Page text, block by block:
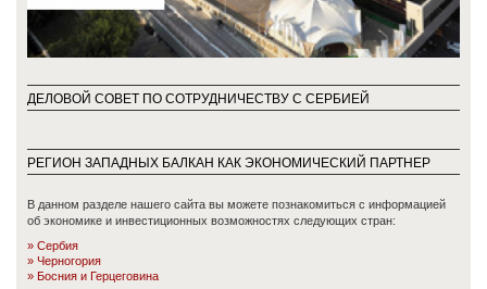
ДЕЛОВОЙ СОВЕТ ПО СОТРУДНИЧЕСТВУ С СЕРБИЕЙ
РЕГИОН ЗАПАДНЫХ БАЛКАН КАК ЭКОНОМИЧЕСКИЙ ПАРТНЕР
В данном разделе нашего сайта вы можете познакомиться с информацией
об экономике и инвестиционных возможностях следующих стран:
Сербия
Черногория
Босния и Герцеговинa